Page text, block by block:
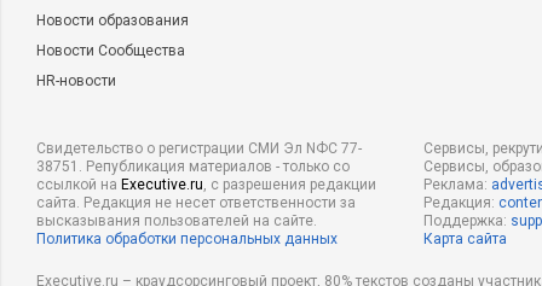
Новости образования
Новости Сообщества
HR-новости
Свидетельство о регистрации СМИ Эл NФС 77-
38751. Републикация материалов - только со
ссылкой на Executive.ru, с разрешения редакции
сайта. Редакция не несет ответственности за
высказывания пользователей на сайте.
Политика обработки персональных данных
Сервисы,
Сервисы,
Реклама:
Редакция:
Поддержка:
Карта сайта
Executive.ru – краудсорсинговый проект, 80% текстов созданы